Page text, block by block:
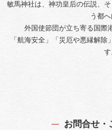
敏馬神社は、神功皇后の伝説、
う都
外国使節団が立ち寄る国際
「航海安全」「災厄や悪縁解
す
お問合せ・